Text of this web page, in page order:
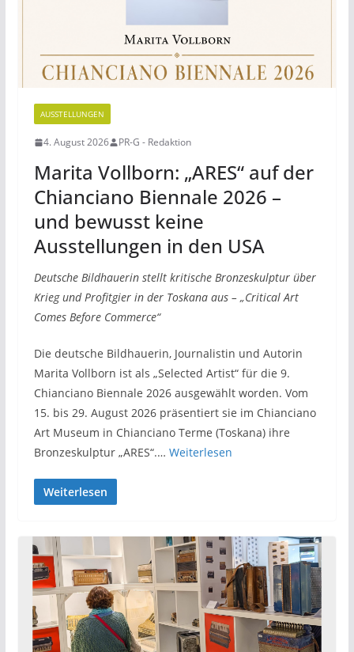
AUSSTELLUNGEN
4. August 2026 PR-G - Redaktion
Marita Vollborn: „ARES“ auf der
Chianciano Biennale 2026 –
und bewusst keine
Ausstellungen in den USA
Deutsche Bildhauerin stellt kritische Bronzeskulptur über
Krieg und Profitgier in der Toskana aus – „Critical Art
Comes Before Commerce“
Die deutsche Bildhauerin, Journalistin und Autorin
Marita Vollborn ist als „Selected Artist“ für die 9.
Chianciano Biennale 2026 ausgewählt worden. Vom
15. bis 29. August 2026 präsentiert sie im Chianciano
Art Museum in Chianciano Terme (Toskana) ihre
Bronzeskulptur „ARES“.… Weiterlesen
Weiterlesen